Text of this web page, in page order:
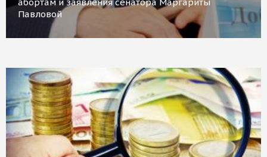
абортам и заявления сенатора Маргариты
Павловой